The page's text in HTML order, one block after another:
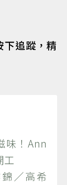
下追蹤，精
味！Ann
工
／高希